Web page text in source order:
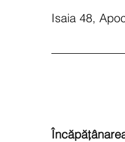
Isaia 48,